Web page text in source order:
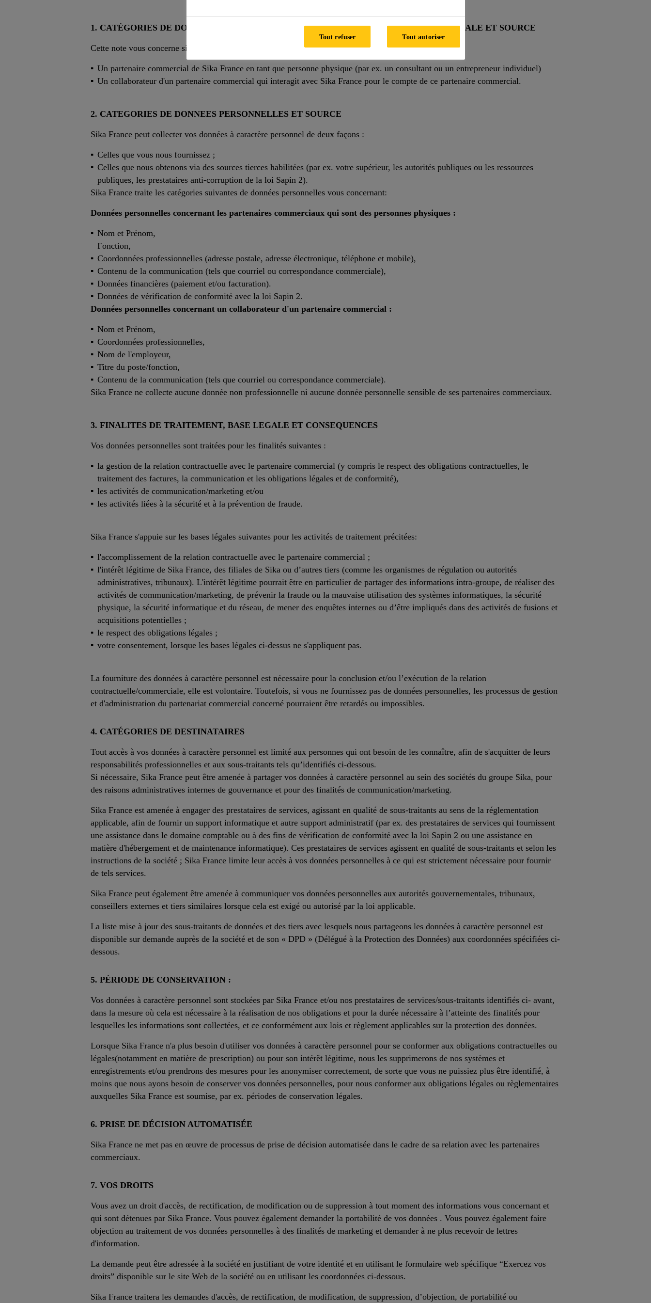
1. CATÉGORIES DE DONNÉES PERSONNELLES, FINALITÉS DE TRAITEMENT, BASE LÉGALE ET SOURCE
Cette note vous concerne si vous êtes :
Un partenaire commercial de Sika France en tant que personne physique (par ex. un consultant ou un entrepreneur individuel)
Un collaborateur d'un partenaire commercial qui interagit avec Sika France pour le compte de ce partenaire commercial.
2. CATEGORIES DE DONNEES PERSONNELLES ET SOURCE
Sika France peut collecter vos données à caractère personnel de deux façons :
Celles que vous nous fournissez ;
Celles que nous obtenons via des sources tierces habilitées (par ex. votre supérieur, les autorités publiques ou les ressources
publiques, les prestataires anti-corruption de la loi Sapin 2).
Sika France traite les catégories suivantes de données personnelles vous concernant:
Données personnelles concernant les partenaires commerciaux qui sont des personnes physiques :
Nom et Prénom,
Fonction,
Coordonnées professionnelles (adresse postale, adresse électronique, téléphone et mobile),
Contenu de la communication (tels que courriel ou correspondance commerciale),
Données financières (paiement et/ou facturation).
Données de vérification de conformité avec la loi Sapin 2.
Données personnelles concernant un collaborateur d'un partenaire commercial :
Nom et Prénom,
Coordonnées professionnelles,
Nom de l'employeur,
Titre du poste/fonction,
Contenu de la communication (tels que courriel ou correspondance commerciale).
Sika France ne collecte aucune donnée non professionnelle ni aucune donnée personnelle sensible de ses partenaires commerciaux.
3. FINALITES DE TRAITEMENT, BASE LEGALE ET CONSEQUENCES
Vos données personnelles sont traitées pour les finalités suivantes :
la gestion de la relation contractuelle avec le partenaire commercial (y compris le respect des obligations contractuelles, le
traitement des factures, la communication et les obligations légales et de conformité),
les activités de communication/marketing et/ou
les activités liées à la sécurité et à la prévention de fraude.
Sika France s'appuie sur les bases légales suivantes pour les activités de traitement précitées:
l'accomplissement de la relation contractuelle avec le partenaire commercial ;
l'intérêt légitime de Sika France, des filiales de Sika ou d’autres tiers (comme les organismes de régulation ou autorités
administratives, tribunaux). L'intérêt légitime pourrait être en particulier de partager des informations intra-groupe, de réaliser des
activités de communication/marketing, de prévenir la fraude ou la mauvaise utilisation des systèmes informatiques, la sécurité
physique, la sécurité informatique et du réseau, de mener des enquêtes internes ou d’être impliqués dans des activités de fusions et
acquisitions potentielles ;
le respect des obligations légales ;
votre consentement, lorsque les bases légales ci-dessus ne s'appliquent pas.
La fourniture des données à caractère personnel est nécessaire pour la conclusion et/ou l’exécution de la relation
contractuelle/commerciale, elle est volontaire. Toutefois, si vous ne fournissez pas de données personnelles, les processus de gestion
et d'administration du partenariat commercial concerné pourraient être retardés ou impossibles.
4. CATÉGORIES DE DESTINATAIRES
Tout accès à vos données à caractère personnel est limité aux personnes qui ont besoin de les connaître, afin de s'acquitter de leurs
responsabilités professionnelles et aux sous-traitants tels qu’identifiés ci-dessous.
Si nécessaire, Sika France peut être amenée à partager vos données à caractère personnel au sein des sociétés du groupe Sika, pour
des raisons administratives internes de gouvernance et pour des finalités de communication/marketing.
Sika France est amenée à engager des prestataires de services, agissant en qualité de sous-traitants au sens de la réglementation
applicable, afin de fournir un support informatique et autre support administratif (par ex. des prestataires de services qui fournissent
une assistance dans le domaine comptable ou à des fins de vérification de conformité avec la loi Sapin 2 ou une assistance en
matière d'hébergement et de maintenance informatique). Ces prestataires de services agissent en qualité de sous-traitants et selon les
instructions de la société ; Sika France limite leur accès à vos données personnelles à ce qui est strictement nécessaire pour fournir
de tels services.
Sika France peut également être amenée à communiquer vos données personnelles aux autorités gouvernementales, tribunaux,
conseillers externes et tiers similaires lorsque cela est exigé ou autorisé par la loi applicable.
La liste mise à jour des sous-traitants de données et des tiers avec lesquels nous partageons les données à caractère personnel est
disponible sur demande auprès de la société et de son « DPD » (Délégué à la Protection des Données) aux coordonnées spécifiées ci-
dessous.
5. PÉRIODE DE CONSERVATION :
Vos données à caractère personnel sont stockées par Sika France et/ou nos prestataires de services/sous-traitants identifiés ci- avant,
dans la mesure où cela est nécessaire à la réalisation de nos obligations et pour la durée nécessaire à l’atteinte des finalités pour
lesquelles les informations sont collectées, et ce conformément aux lois et règlement applicables sur la protection des données.
Lorsque Sika France n'a plus besoin d'utiliser vos données à caractère personnel pour se conformer aux obligations contractuelles ou
légales(notamment en matière de prescription) ou pour son intérêt légitime, nous les supprimerons de nos systèmes et
enregistrements et/ou prendrons des mesures pour les anonymiser correctement, de sorte que vous ne puissiez plus être identifié, à
moins que nous ayons besoin de conserver vos données personnelles, pour nous conformer aux obligations légales ou règlementaires
auxquelles Sika France est soumise, par ex. périodes de conservation légales.
6. PRISE DE DÉCISION AUTOMATISÉE
Sika France ne met pas en œuvre de processus de prise de décision automatisée dans le cadre de sa relation avec les partenaires
commerciaux.
7. VOS DROITS
Vous avez un droit d'accès, de rectification, de modification ou de suppression à tout moment des informations vous concernant et
qui sont détenues par Sika France. Vous pouvez également demander la portabilité de vos données . Vous pouvez également faire
objection au traitement de vos données personnelles à des finalités de marketing et demander à ne plus recevoir de lettres
d'information.
La demande peut être adressée à la société en justifiant de votre identité et en utilisant le formulaire web spécifique “Exercez vos
droits” disponible sur le site Web de la société ou en utilisant les coordonnées ci-dessous.
Sika France traitera les demandes d'accès, de rectification, de modification, de suppression, d’objection, de portabilité ou
Tout refuser Tout autoriser